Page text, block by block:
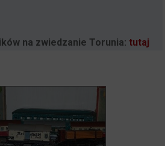
na zwiedzanie Torunia: tutaj